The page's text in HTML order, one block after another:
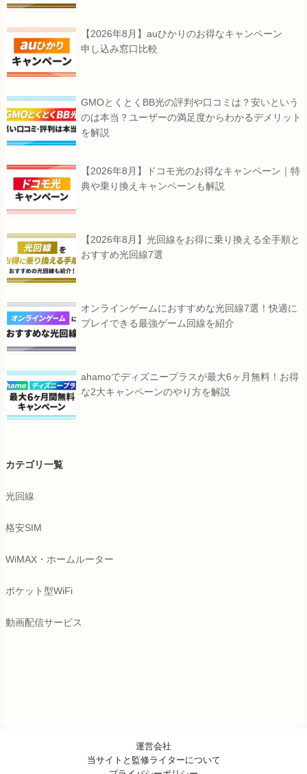
【2026年8月】auひかりのお得なキャンペーン
申し込み窓口比較
GMOとくとくBB光の評判や口コミは？安いという
のは本当？ユーザーの満足度からわかるデメリット
を解説
【2026年8月】ドコモ光のお得なキャンペーン｜特
典や乗り換えキャンペーンも解説
【2026年8月】光回線をお得に乗り換える全手順と
おすすめ光回線7選
オンラインゲームにおすすめな光回線7選！快適に
プレイできる最強ゲーム回線を紹介
ahamoでディズニープラスが最大6ヶ月無料！お得
な2大キャンペーンのやり方を解説
カテゴリ一覧
光回線
格安SIM
WiMAX・ホームルーター
ポケット型WiFi
動画配信サービス
運営会社
当サイトと監修ライターについて